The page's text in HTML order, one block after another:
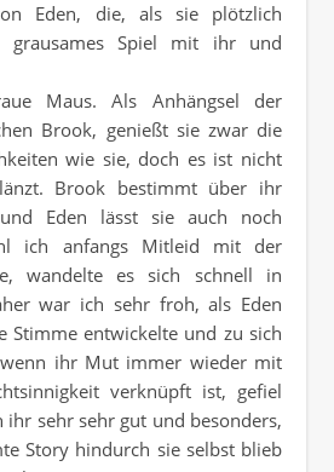
Eden, die, als sie plötzlich
grausames Spiel mit ihr und
Maus. Als Anhängsel der
Brook, genießt sie zwar die
wie sie, doch es ist nicht
Brook bestimmt über ihr
Eden lässt sie auch noch
ich anfangs Mitleid mit der
wandelte es sich schnell in
war ich sehr froh, als Eden
Stimme entwickelte und zu sich
ihr Mut immer wieder mit
verknüpft ist, gefiel
ihr sehr sehr gut und besonders,
Story hindurch sie selbst blieb